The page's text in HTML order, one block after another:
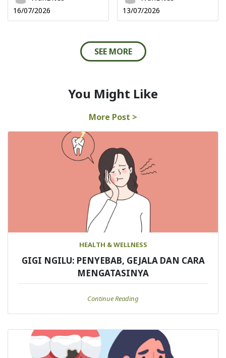
16/07/2026 13/07/2026
SEE MORE
You Might Like
More Post >
HEALTH & WELLNESS
GIGI NGILU: PENYEBAB, GEJALA DAN CARA
MENGATASINYA
Continue Reading